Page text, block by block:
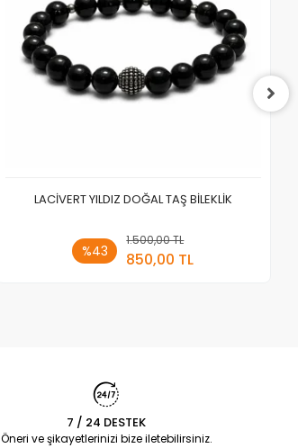
LACİVERT YILDIZ DOĞAL TAŞ BİLEKLİK
%43
1.500,00 TL
850,00 TL
Sepete Ekle
7 / 24 DESTEK
Öneri ve şikayetlerinizi bize iletebilirsiniz.